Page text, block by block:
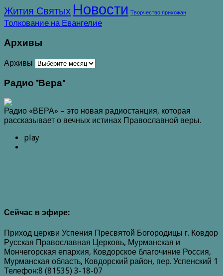
Жития Святых Новости Творчество прихожан
Толкование на Евангелие
Архивы
Архивы
Радио "Вера"
Радио «ВЕРА» – это новая радиостанция, которая
рассказывает о вечных истинах Православной веры.
play
Сейчас в эфире:
Приход церкви Успения Пресвятой Богородицы г. Ковдор
Русская Православная Церковь, Мурманская и
Мончегорская епархия, Ковдорское благочиние Россия,
Мурманская область, Ковдорский район, пер. Успенский 1
Телефон:8 (81535) 3-18-07